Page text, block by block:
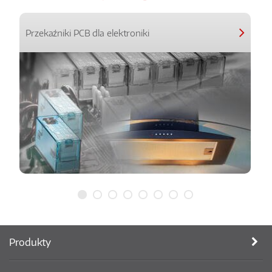
Przekaźniki PCB dla elektroniki
Produkty